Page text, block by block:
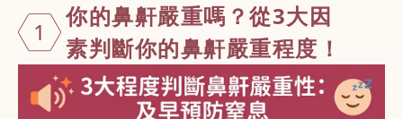
1
你的鼻鼾嚴重嗎？從3大因
素判斷你的鼻鼾嚴重程度！